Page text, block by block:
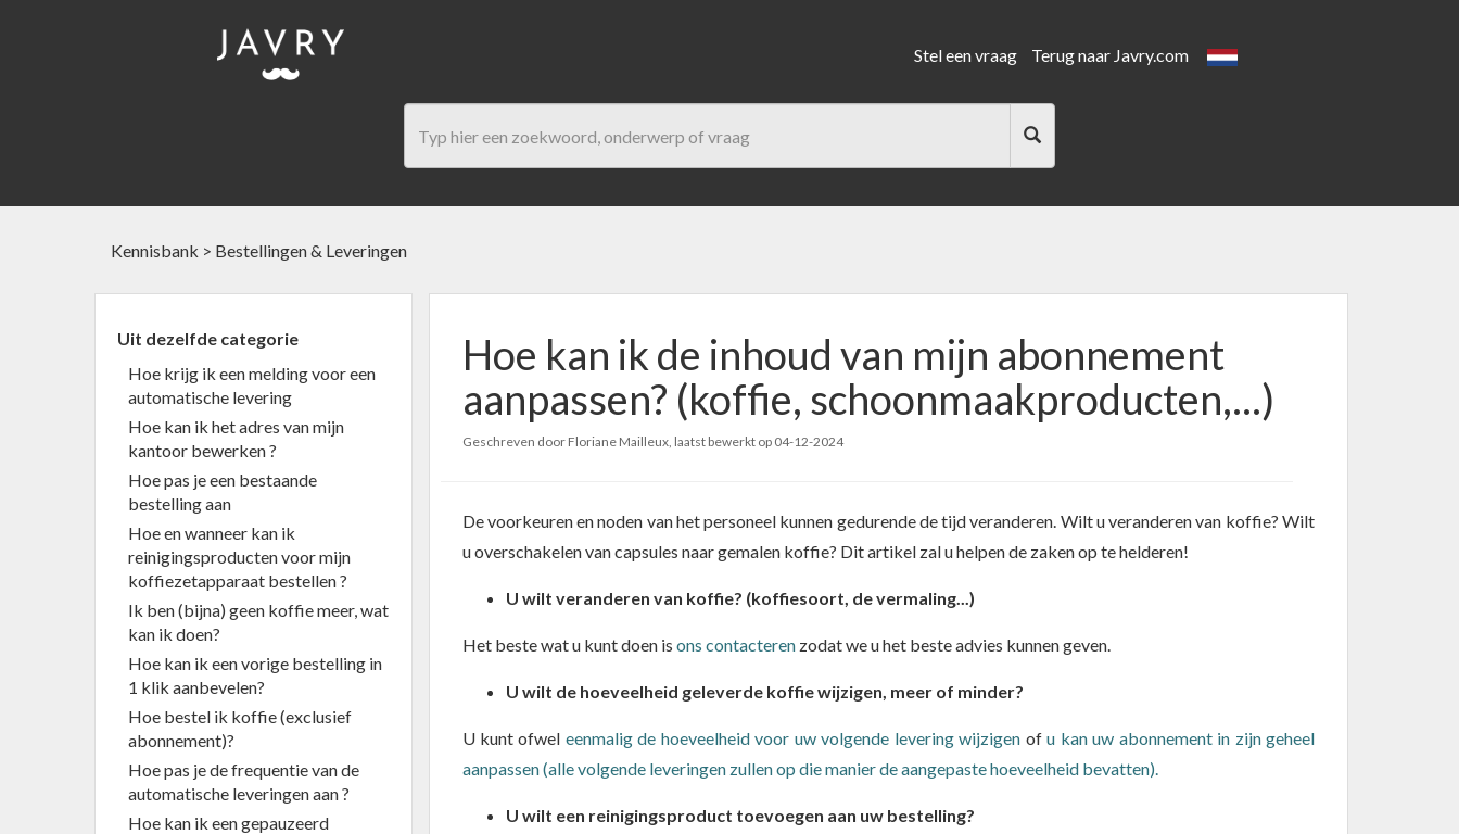
Stel een vraag Terug naar Javry.com
Kennisbank > Bestellingen & Leveringen
Uit dezelfde categorie
Hoe krijg ik een melding voor een
automatische levering
Hoe kan ik het adres van mijn
kantoor bewerken ?
Hoe pas je een bestaande
bestelling aan
Hoe en wanneer kan ik
reinigingsproducten voor mijn
koffiezetapparaat bestellen ?
Ik ben (bijna) geen koffie meer, wat
kan ik doen?
Hoe kan ik een vorige bestelling in
1 klik aanbevelen?
Hoe bestel ik koffie (exclusief
abonnement)?
Hoe pas je de frequentie van de
automatische leveringen aan ?
Hoe kan ik een gepauzeerd
Hoe kan ik de inhoud van mijn abonnement
aanpassen? (koffie, schoonmaakproducten,...)
Geschreven door Floriane Mailleux, laatst bewerkt op 04-12-2024
De voorkeuren en noden van het personeel kunnen gedurende de tijd veranderen. Wilt u veranderen van koffie? Wilt
u overschakelen van capsules naar gemalen koffie? Dit artikel zal u helpen de zaken op te helderen!
U wilt veranderen van koffie? (koffiesoort, de vermaling...)
Het beste wat u kunt doen is ons contacterenzodat we u het beste advies kunnen geven.
U wilt de hoeveelheid geleverde koffie wijzigen, meer of minder?
U kunt ofwel eenmalig de hoeveelheid voor uw volgende levering wijzigen ofu kan uw abonnement in zijn geheel
aanpassen (alle volgende leveringen zullen op die manier de aangepaste hoeveelheid bevatten).
U wilt een reinigingsproduct toevoegen aan uw bestelling?